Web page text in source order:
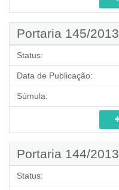
Portaria 145/2013
Status:
Data de Publicação:
Súmula:
Portaria 144/2013
Status: